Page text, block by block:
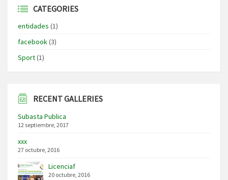
CATEGORIES
entidades (1)
facebook(3)
Sport(1)
RECENT GALLERIES
Subasta Publica
12 septiembre, 2017
xxx
27 octubre, 2016
Licenciaf
20 octubre, 2016